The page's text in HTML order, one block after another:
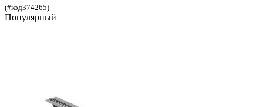
(#код374265)
Популярный